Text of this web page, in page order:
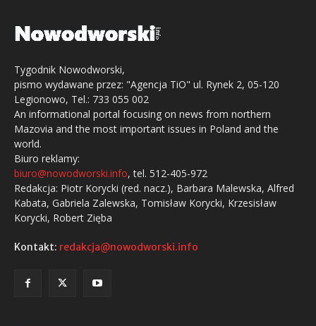
Tygodnik Nowodworski,
pismo wydawane przez: "Agencja TiO" ul. Rynek 2, 05-120
Legionowo, Tel.: 733 055 002
An informational portal focusing on news from northern
Mazovia and the most important issues in Poland and the
world.
Biuro reklamy:
biuro@nowodworski.info, tel. 512-405-972
Redakcja: Piotr Korycki (red. nacz.), Barbara Malewska, Alfred
Kabata, Gabriela Zalewska, Tomisław Korycki, Krzesisław
Korycki, Robert Zięba
Kontakt: redakcja@nowodworski.info